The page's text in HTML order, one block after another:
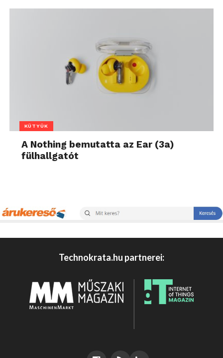
KÜTYÜK
A Nothing bemutatta az Ear (3a)
fülhallgatót
Technokrata.hu partnerei: